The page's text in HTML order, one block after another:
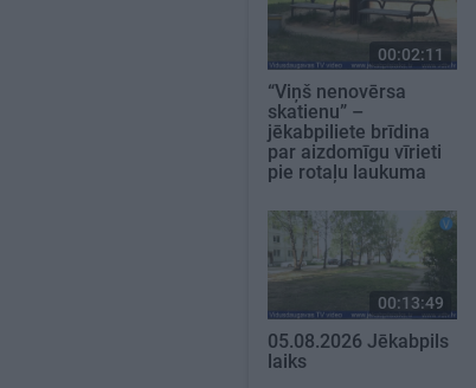
00:02:11
“Viņš nenovērsa
skatienu” –
jēkabpiliete brīdina
par aizdomīgu vīrieti
pie rotaļu laukuma
00:13:49
05.08.2026 Jēkabpils
laiks